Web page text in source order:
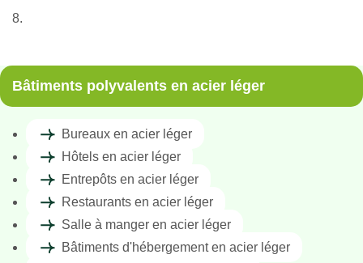
Bâtiments polyvalents en acier léger
Bureaux en acier léger
Hôtels en acier léger
Entrepôts en acier léger
Restaurants en acier léger
Salle à manger en acier léger
Bâtiments d'hébergement en acier léger